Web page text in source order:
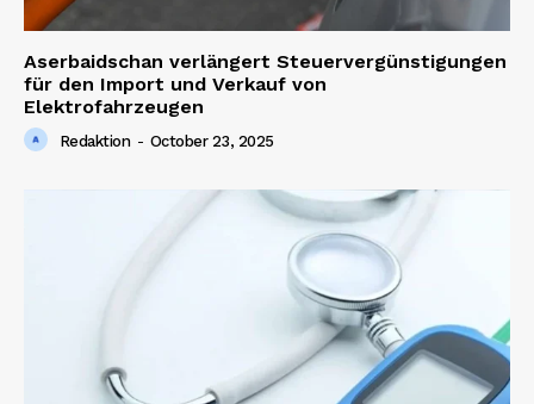
Magazine PRO
Aserbaidschan verlängert Steuervergünstigungen
für den Import und Verkauf von
Elektrofahrzeugen
Redaktion - October 23, 2025